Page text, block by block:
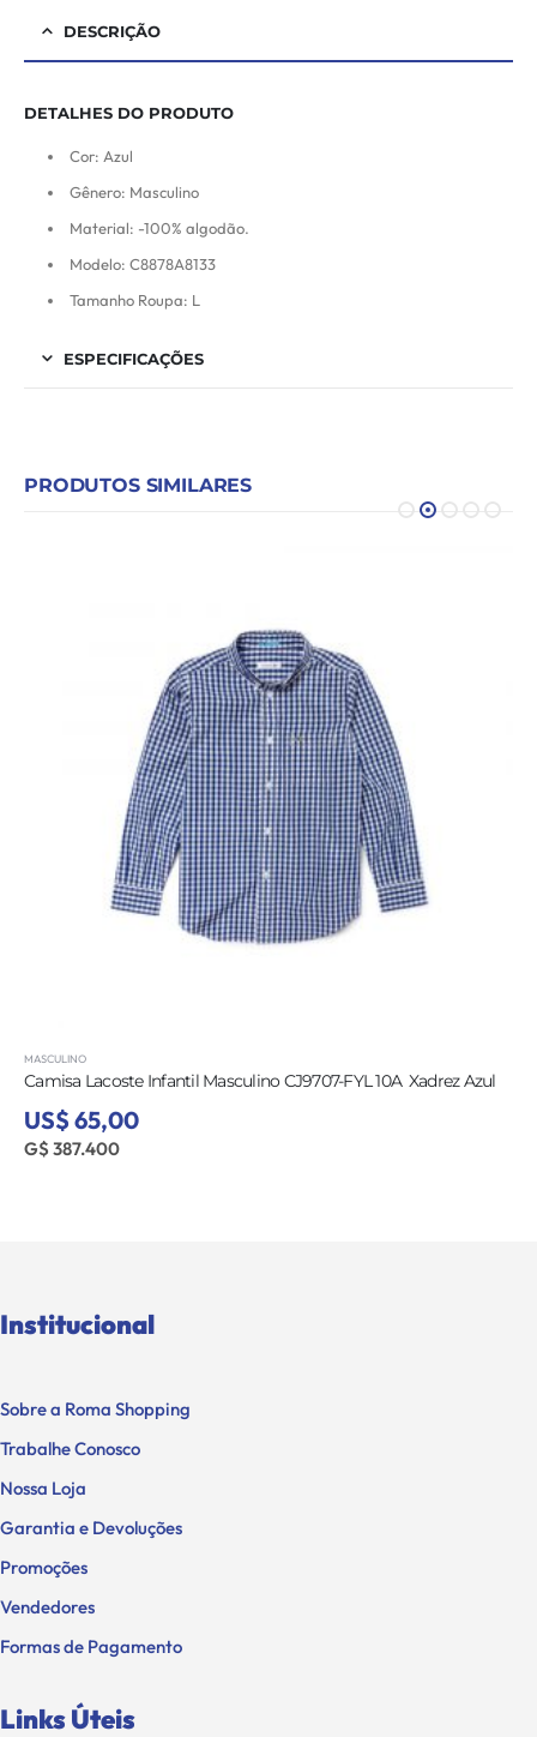
DESCRIÇÃO
DETALHES DO PRODUTO
Cor: Azul
Gênero: Masculino
Material: -100% algodão.
Modelo: C8878A8133
Tamanho Roupa: L
ESPECIFICAÇÕES
PRODUTOS SIMILARES
MASCULINO
Camisa Lacoste Infantil Masculino CJ9707-FYL 10A  Xadrez Azul
US$ 65,00
G$ 387.400
Institucional
Sobre a Roma Shopping
Trabalhe Conosco
Nossa Loja
Garantia e Devoluções
Promoções
Vendedores
Formas de Pagamento
Links Úteis